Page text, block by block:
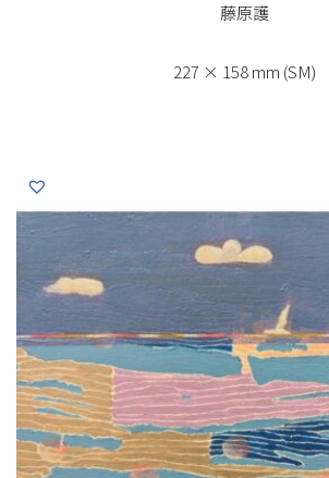
藤原護
227 × 158 mm (SM)